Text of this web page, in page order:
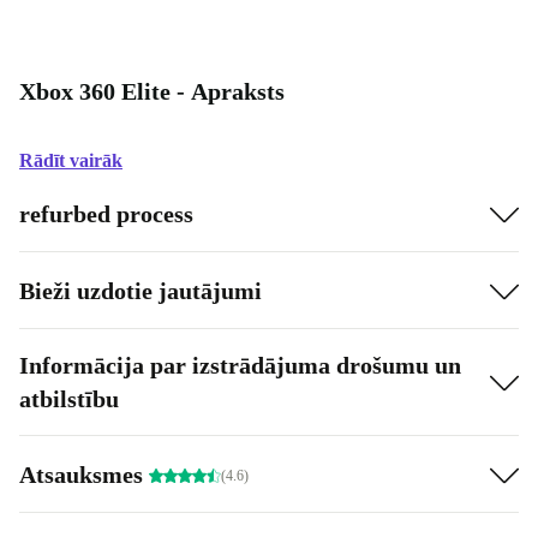
Xbox 360 Elite - Apraksts
Rādīt vairāk
refurbed process
Bieži uzdotie jautājumi
Informācija par izstrādājuma drošumu un
atbilstību
Atsauksmes (4.6)